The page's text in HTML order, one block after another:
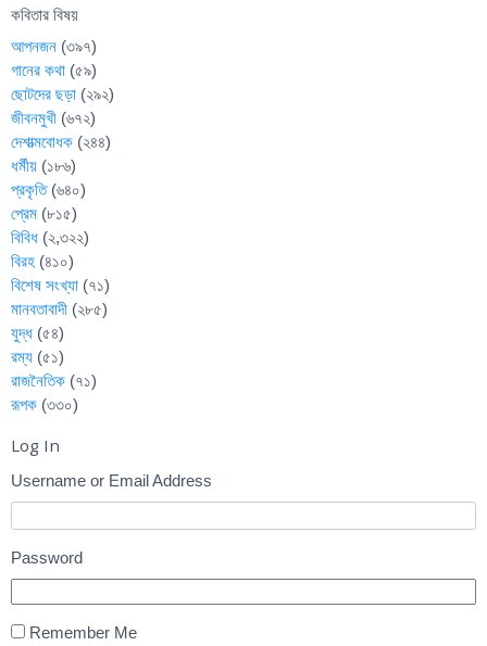
কবিতার বিষয়
আপনজন (৩৯৭)
গানের কথা (৫৯)
ছোটদের ছড়া (২৯২)
জীবনমুখী (৬৭২)
দেশাত্মবোধক (২৪৪)
ধর্মীয় (১৮৬)
প্রকৃতি(৬৪০)
প্রেম (৮১৫)
বিবিধ (২,৩২২)
বিরহ (৪১০)
বিশেষ সংখ্যা (৭১)
মানবতাবাদী (২৮৫)
যুদ্ধ (৫৪)
রম্য (৫১)
রাজনৈতিক (৭১)
রূপক (৩৩০)
Log In
Username or Email Address
Password
Remember Me